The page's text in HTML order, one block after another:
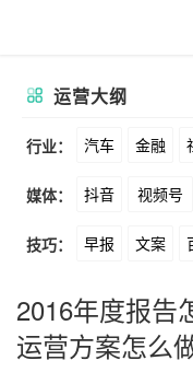
运营大纲
行业： 汽车 金融
动漫 美妆
酒旅 母婴
广告 元宇宙
媒体： 抖音 视频号
公众号 B站
Soul 360
美图 最右
技巧： 早报 文案
卖货 脚本
涨粉 广告
2016年度报告
运营方案怎么